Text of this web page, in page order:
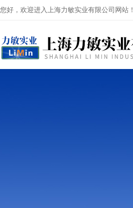
您好，欢迎进入上海力敏实业有限公司网站！